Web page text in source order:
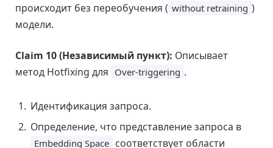
происходит без переобучения ( without retraining )
модели.
Claim 10 (Независимый пункт): Описывает
метод Hotfixing для Over-triggering .
Идентификация запроса.
Определение, что представление запроса в
Embedding Space соответствует области